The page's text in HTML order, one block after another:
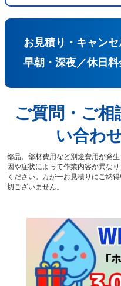
お見積り・キャンセ
早朝・深夜／休日料
ご質問・ご相
い合わ
部品、部材費用など別途費用が発
因や症状によって作業内容が異な
ください。万が一お見積りにご納
切ございません。